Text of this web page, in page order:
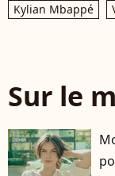
Kylian Mbappé
Sur le